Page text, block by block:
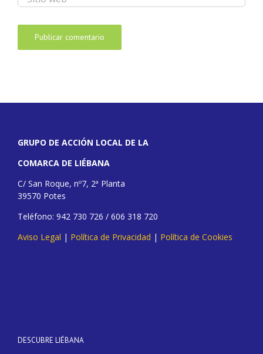
GRUPO DE ACCIÓN LOCAL DE LA
COMARCA DE LIÉBANA
C/ San Roque, nº7, 2ª Planta
39570 Potes
Teléfono: 942 730 726 / 606 318 720
Aviso Legal | Política de Privacidad | Política de Cookies
DESCUBRE LIÉBANA